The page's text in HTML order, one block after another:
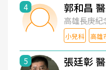
4 郭和昌
高雄長庚紀
小兒科 高雄
5 張廷彰